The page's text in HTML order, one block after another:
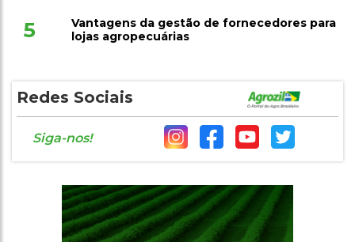
5
Vantagens da gestão de fornecedores para
lojas agropecuárias
Redes Sociais
Siga-nos!